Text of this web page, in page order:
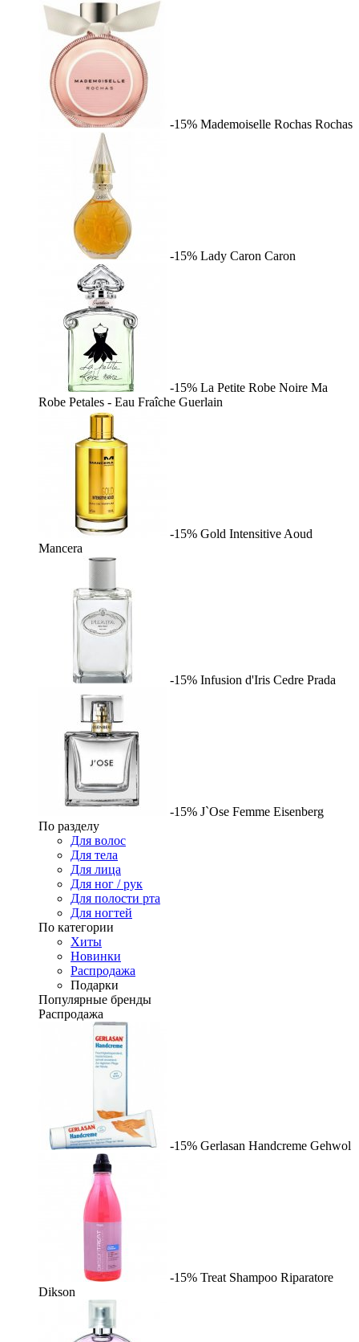
-15% Mademoiselle Rochas Rochas
-15% Lady Caron Caron
-15% La Petite Robe Noire Ma
Robe Petales - Eau Fraîche Guerlain
-15% Gold Intensitive Aoud
Mancera
-15% Infusion d'Iris Cedre Prada
-15% J`Ose Femme Eisenberg
По разделу
Для волос
Для тела
Для лица
Для ног / рук
Для полости рта
Для ногтей
По категории
Хиты
Новинки
Распродажа
Подарки
Популярные бренды
Распродажа
-15% Gerlasan Handcreme Gehwol
-15% Treat Shampoo Riparatore
Dikson